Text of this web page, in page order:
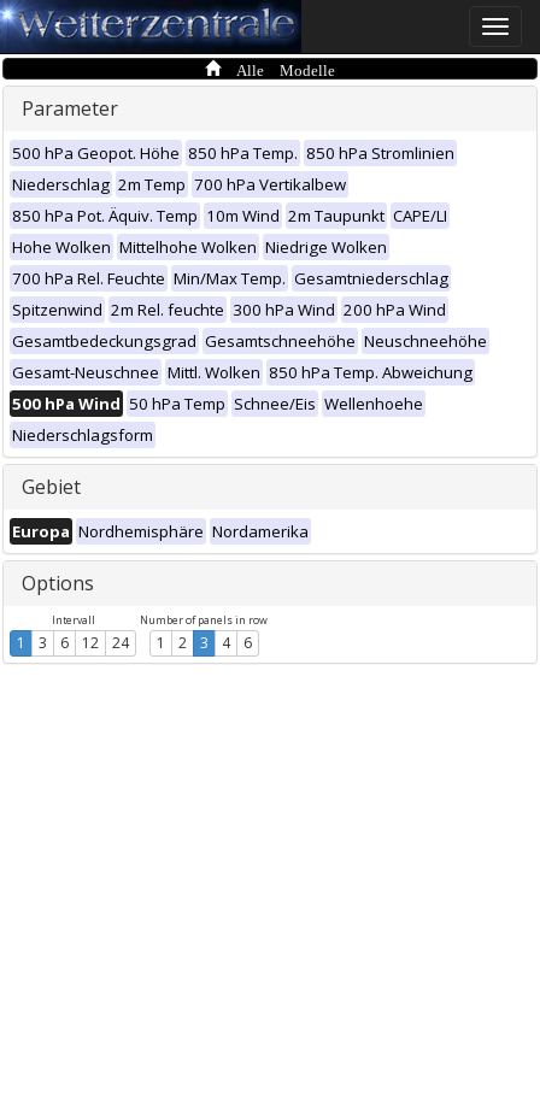
Toggle
Alle Modelle
Parameter
500 hPa Geopot. Höhe 850 hPa Temp. 850 hPa Stromlinien
Niederschlag 2m Temp 700 hPa Vertikalbew
850 hPa Pot. Äquiv. Temp 10m Wind 2m Taupunkt CAPE/LI
Hohe Wolken Mittelhohe Wolken Niedrige Wolken
700 hPa Rel. Feuchte Min/Max Temp. Gesamtniederschlag
Spitzenwind 2m Rel. feuchte 300 hPa Wind 200 hPa Wind
Gesamtbedeckungsgrad Gesamtschneehöhe Neuschneehöhe
Gesamt-Neuschnee Mittl. Wolken 850 hPa Temp. Abweichung
500 hPa Wind 50 hPa Temp Schnee/Eis Wellenhoehe
Niederschlagsform
Gebiet
Europa Nordhemisphäre Nordamerika
Options
Intervall
1 3 6 12 24
Number of panels in row
1 2 3 4 6